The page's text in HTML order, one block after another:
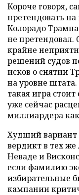
Короче говоря,
претендовать
Колорадо
не претендовал.
крайне
решений судов
исков о снятии
на уровне
такая игра
уже сейчас
миллиардера
Худший вариант
вердикт в тех
Неваде и
если фамилию
избирательные
кампании